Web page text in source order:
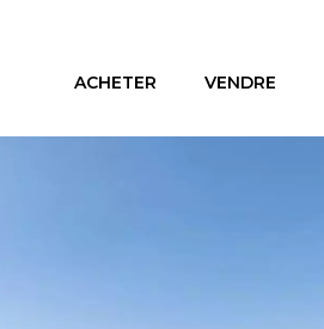
ACHETER VENDRE